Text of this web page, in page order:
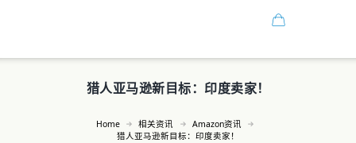
猎人亚马逊新目标：印度卖家！
Home 相关资讯
Amazon资讯
猎人亚马逊新目标：印度卖家！